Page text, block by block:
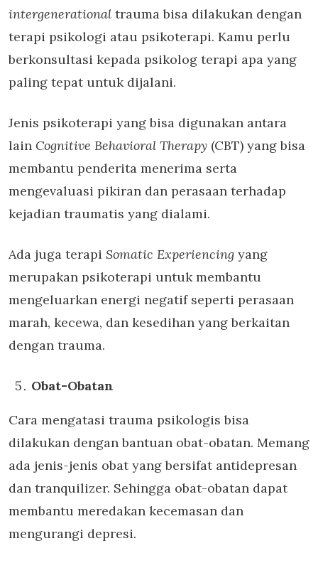
intergenerational trauma bisa dilakukan dengan
terapi psikologi atau psikoterapi. Kamu perlu
berkonsultasi kepada psikolog terapi apa yang
paling tepat untuk dijalani.
Jenis psikoterapi yang bisa digunakan antara
lain Cognitive Behavioral Therapy (CBT) yang bisa
membantu penderita menerima serta
mengevaluasi pikiran dan perasaan terhadap
kejadian traumatis yang dialami.
Ada juga terapi Somatic Experiencing yang
merupakan psikoterapi untuk membantu
mengeluarkan energi negatif seperti perasaan
marah, kecewa, dan kesedihan yang berkaitan
dengan trauma.
Obat-Obatan
Cara mengatasi trauma psikologis bisa
dilakukan dengan bantuan obat-obatan. Memang
ada jenis-jenis obat yang bersifat antidepresan
dan tranquilizer. Sehingga obat-obatan dapat
membantu meredakan kecemasan dan
mengurangi depresi.